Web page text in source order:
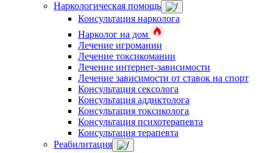
Наркологическая помощь
Консультация нарколога
Нарколог на дом
Лечение игромании
Лечение токсикомании
Лечение интернет-зависимости
Лечение зависимости от ставок на спорт
Консультация сексолога
Консультация аддиктолога
Консультация токсиколога
Консультация психотерапевта
Консультация терапевта
Реабилитация